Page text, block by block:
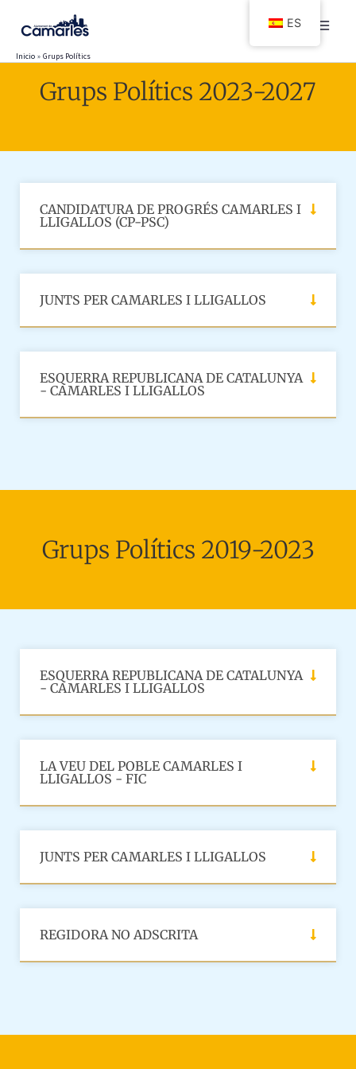
contenido
Inicio Grups Polítics
Grups Polítics 2023-2027
CANDIDATURA DE PROGRÉS CAMARLES I
LLIGALLOS (CP-PSC)
JUNTS PER CAMARLES I LLIGALLOS
ESQUERRA REPUBLICANA DE CATALUNYA
- CAMARLES I LLIGALLOS
Grups Polítics 2019-2023
ESQUERRA REPUBLICANA DE CATALUNYA
- CAMARLES I LLIGALLOS
LA VEU DEL POBLE CAMARLES I
LLIGALLOS - FIC
JUNTS PER CAMARLES I LLIGALLOS
REGIDORA NO ADSCRITA
ES